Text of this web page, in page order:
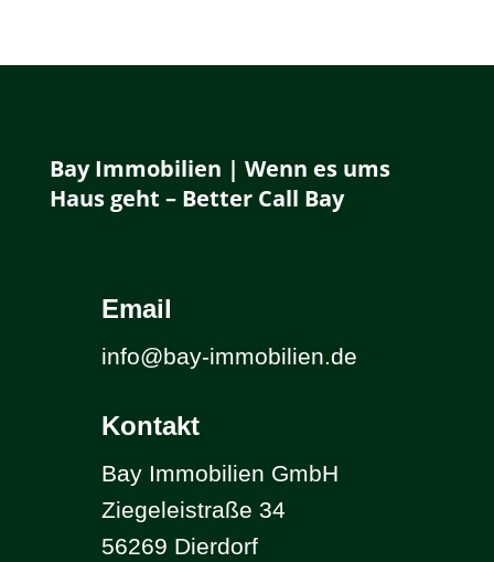
Bay Immobilien | Wenn es ums
Haus geht – Better Call Bay
Email
info@bay-immobilien.de
Kontakt
Bay Immobilien GmbH
Ziegeleistraße 34
56269 Dierdorf